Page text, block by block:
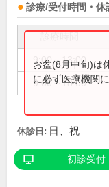
診療/受付時間・休
9:00～13:00
9:00～18:00
お盆(8月中旬)は
に必ず医療機関
休診日: 日、祝
初診受付